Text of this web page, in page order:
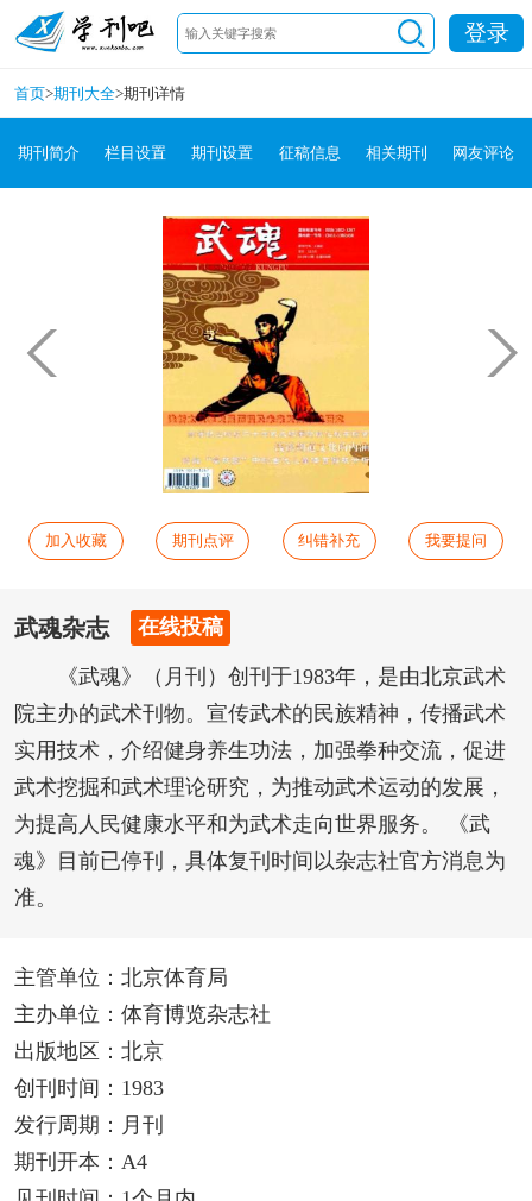
登录
首页>期刊大全>期刊详情
期刊简介 栏目设置 期刊设置 征稿信息 相关期刊 网友评论
加入收藏 期刊点评 纠错补充 我要提问
武魂杂志 在线投稿
《武魂》（月刊）创刊于1983年，是由北京武术
院主办的武术刊物。宣传武术的民族精神，传播武术
实用技术，介绍健身养生功法，加强拳种交流，促进
武术挖掘和武术理论研究，为推动武术运动的发展，
为提高人民健康水平和为武术走向世界服务。 《武
魂》目前已停刊，具体复刊时间以杂志社官方消息为
准。
主管单位：北京体育局
主办单位：体育博览杂志社
出版地区：北京
创刊时间：1983
发行周期：月刊
期刊开本：A4